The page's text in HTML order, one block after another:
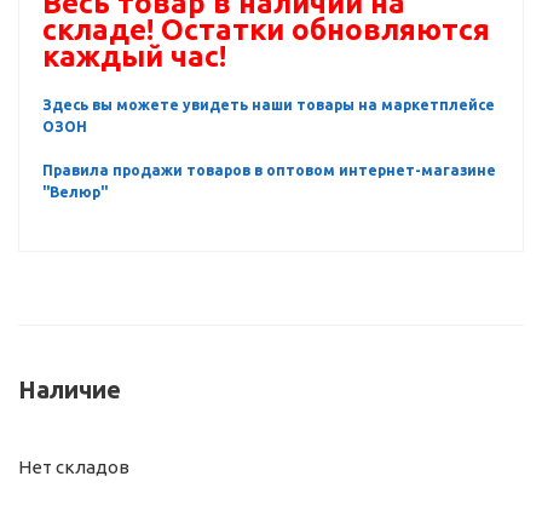
складе! Остатки обновляются
каждый час!
Здесь вы можете увидеть наши товары на маркетплейсе
ОЗОН
Правила продажи товаров в оптовом интернет-магазине
"Велюр"
Наличие
Нет складов